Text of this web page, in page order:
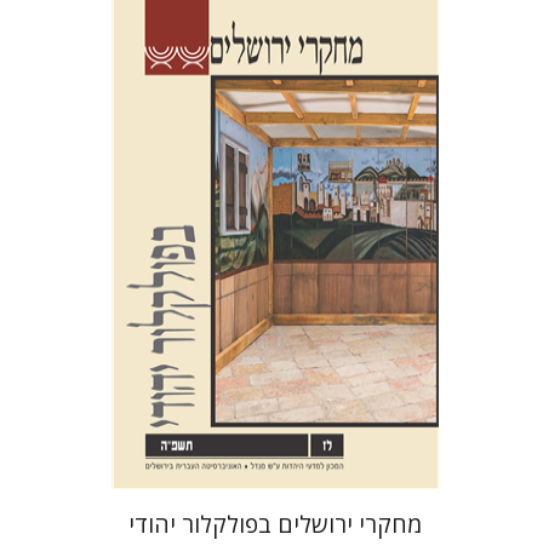
שלום צבר גלית חזן-רוקם
סלמון
הנחת אתר ספר מודפס
$35
$32
מחקרי ירושלים בפולקלור יהודי